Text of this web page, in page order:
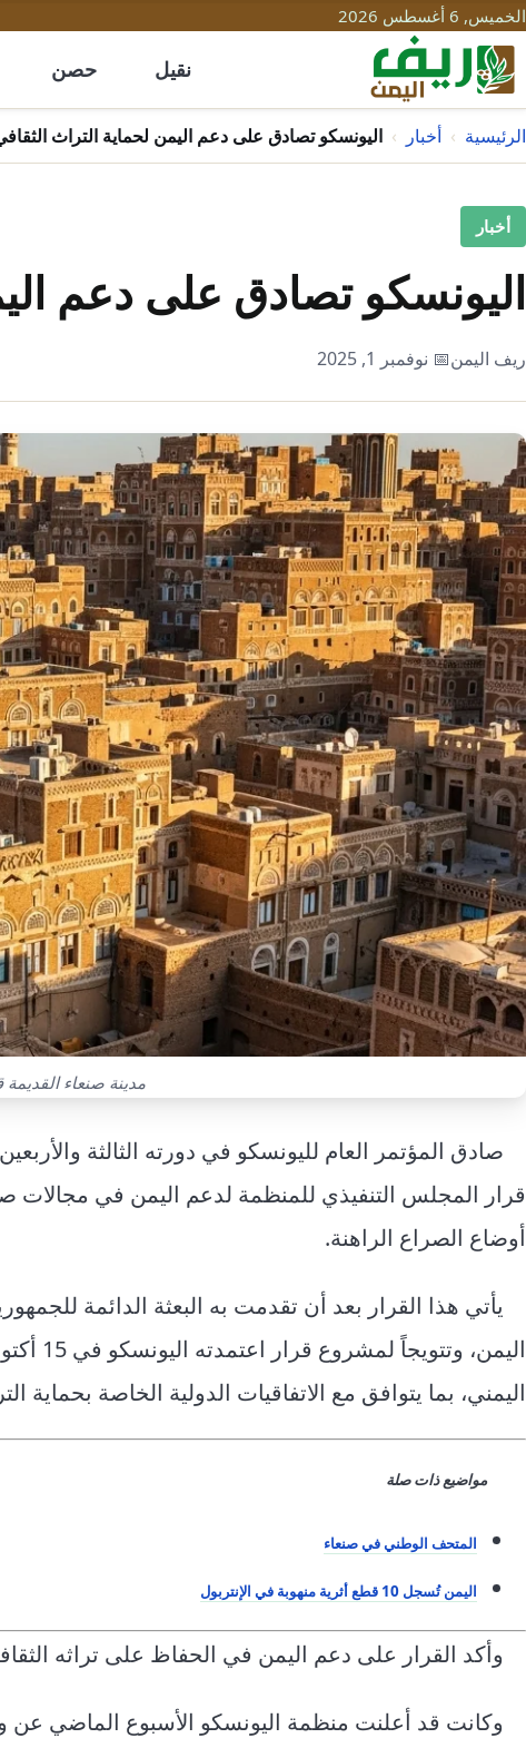
الخميس, 6 أغسطس 2026
نقيل حصن
الرئيسية › أخبار › اليونسكو تصادق على دعم اليمن لحماية التراث
أخبار
اليونسكو تصادق على دعم
ريف اليمن📅 نوفمبر 1, 2025
مدينة صنعاء
صادق المؤتمر العام لليونسكو في دورته الثالثة
قرار المجلس التنفيذي للمنظمة لدعم اليمن في مجالات
أوضاع الصراع الراهنة.
يأتي هذا القرار بعد أن تقدمت به البعثة الدائمة
اليمني، بما يتوافق مع الاتفاقيات الدولية الخاصة
مواضيع ذات صلة
المتحف الوطني في صنعاء
اليمن تُسجل 10 قطع أثرية منهوبة في الإنتربول
وأكد القرار على دعم اليمن في الحفاظ على تراثه
وكانت قد أعلنت منظمة اليونسكو الأسبوع الماضي عن